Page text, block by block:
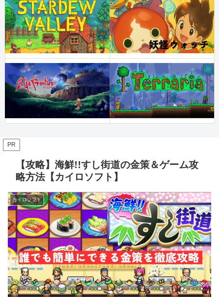
PR
【攻略】海鮮!!すし街道の金策＆ゲーム攻
略方法【カイロソフト】
カイロソフト